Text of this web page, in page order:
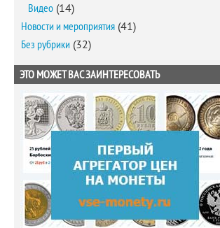
Видео (14)
Новости и мероприятия (41)
Без рубрики (32)
ЭТО МОЖЕТ ВАС ЗАИНТЕРЕСОВАТЬ